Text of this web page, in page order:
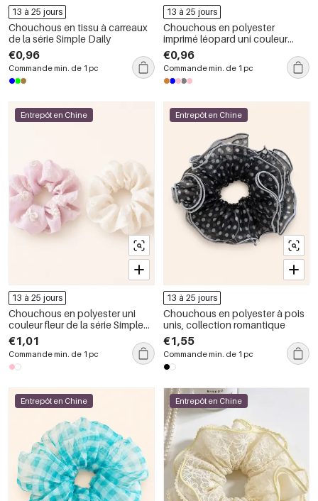
13 à 25 jours
Chouchous en tissu à carreaux
de la série Simple Daily
€0,96
Commande min. de 1 pc
13 à 25 jours
Chouchous en polyester
imprimé léopard uni couleur
rétro de la série Simple
€0,96
Commande min. de 1 pc
Entrepôt en Chine
13 à 25 jours
Chouchous en polyester uni
couleur fleur de la série Simple
Daily
€1,01
Commande min. de 1 pc
Entrepôt en Chine
13 à 25 jours
Chouchous en polyester à pois
unis, collection romantique
€1,55
Commande min. de 1 pc
Entrepôt en Chine Entrepôt en Chine